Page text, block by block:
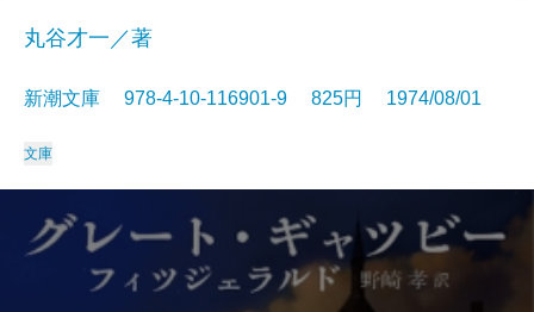
丸谷才一／著
新潮文庫 978-4-10-116901-9 825円 1974/08/01
文庫